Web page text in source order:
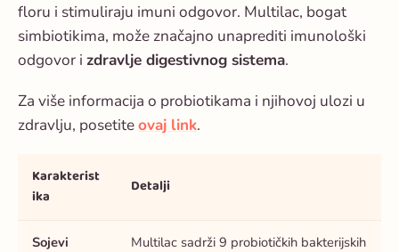
floru i stimuliraju imuni odgovor. Multilac, bogat
simbiotikima, može značajno unaprediti imunološki
odgovor i zdravlje digestivnog sistema.
Za više informacija o probiotikama i njihovoj ulozi u
zdravlju, posetiteovaj link.
Karakterist
ika
Detalji
Sojevi
Multilac sadrži 9 probiotičkih bakterijskih